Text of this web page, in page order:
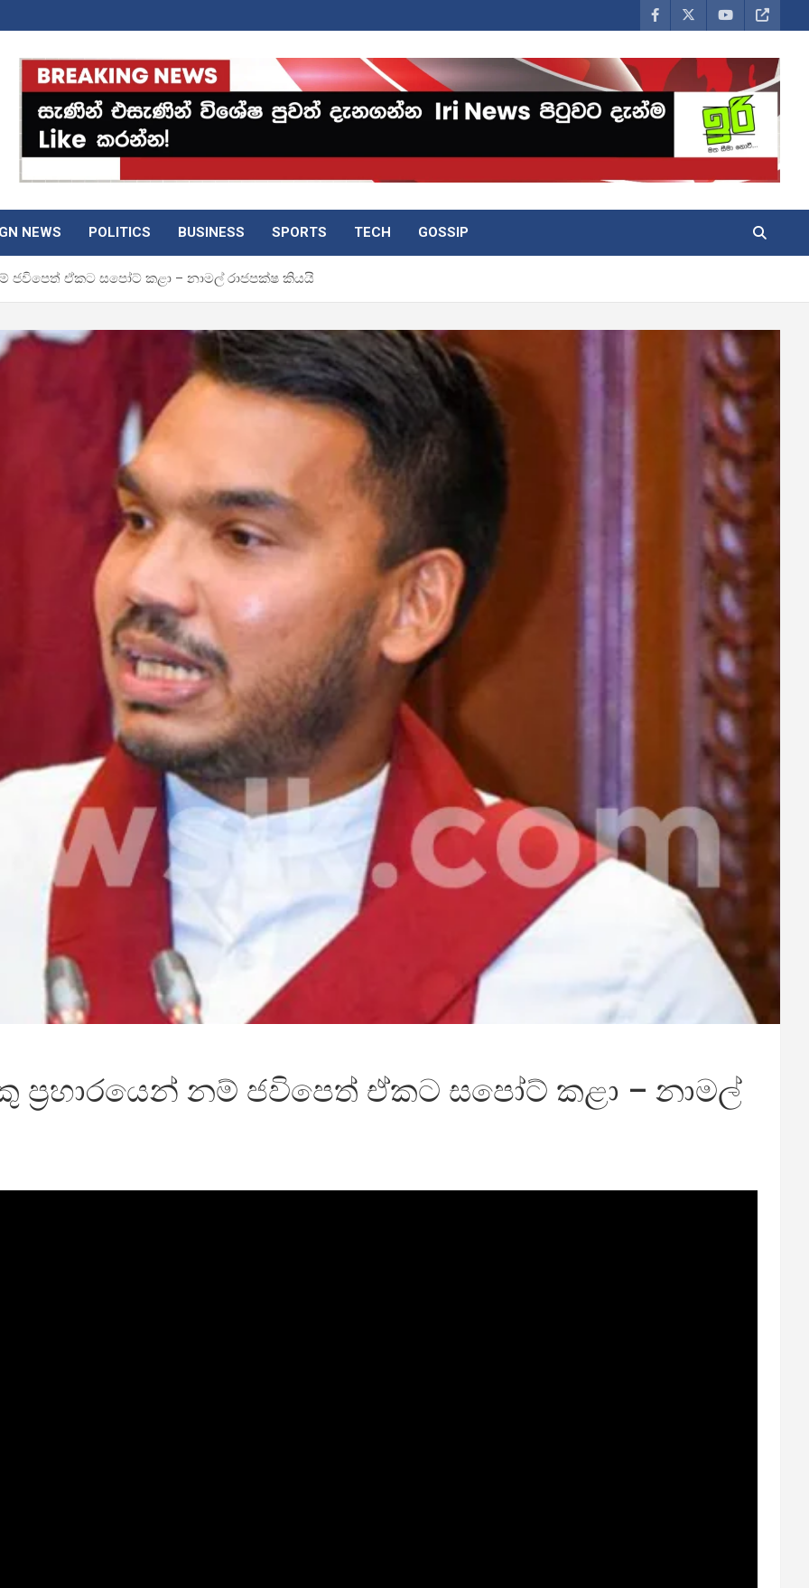
NEWS POLITICS BUSINESS SPORTS TECH GOSSIP
ජවිපෙත් ඒකට සපෝට් කළා – නාමල් රාජපක්ෂ කියයි
ප්‍රහාරයෙන් නම් ජවිපෙත් ඒකට සපෝට් කළා – නාමල්